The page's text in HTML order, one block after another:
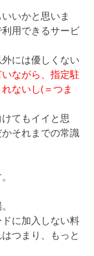
いかと思いま
用できるサービ
には優しくない
ながら、指定駐
ないし(＝つま
てもイイと思
それまでの常識
に加入しない料
つまり、もっと